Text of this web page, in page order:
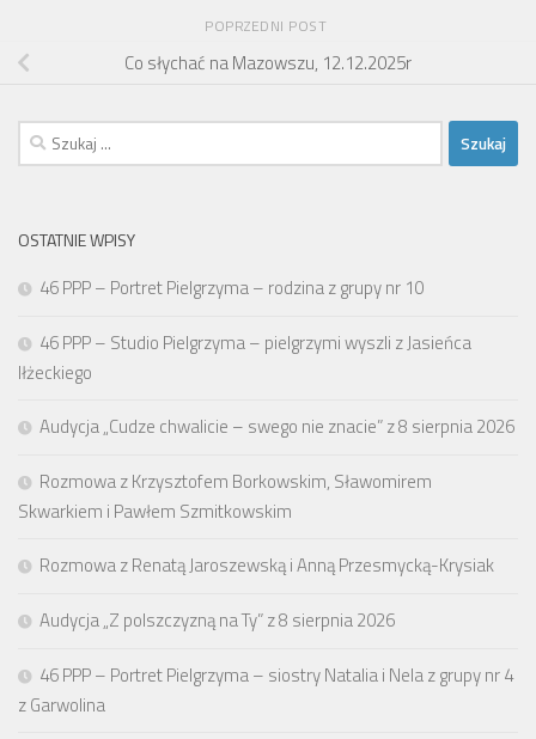
POPRZEDNI POST
Co słychać na Mazowszu, 12.12.2025r
Szukaj:
OSTATNIE WPISY
46 PPP – Portret Pielgrzyma – rodzina z grupy nr 10
46 PPP – Studio Pielgrzyma – pielgrzymi wyszli z Jasieńca
Iłżeckiego
Audycja „Cudze chwalicie – swego nie znacie” z 8 sierpnia 2026
Rozmowa z Krzysztofem Borkowskim, Sławomirem
Skwarkiem i Pawłem Szmitkowskim
Rozmowa z Renatą Jaroszewską i Anną Przesmycką-Krysiak
Audycja „Z polszczyzną na Ty” z 8 sierpnia 2026
46 PPP – Portret Pielgrzyma – siostry Natalia i Nela z grupy nr 4
z Garwolina